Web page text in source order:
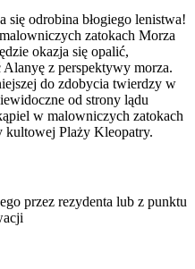
odrobina błogiego lenistwa!
zatokach Morza
okazja się opalić,
z perspektywy morza.
do zdobycia twierdzy w
od strony lądu
w malowniczych zatokach
kultowej Plaży Kleopatry.
przez rezydenta lub z punktu